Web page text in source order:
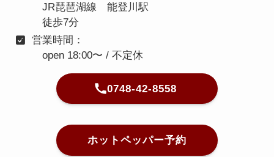
JR琵琶湖線 能登川駅
徒歩7分
営業時間：
open 18:00〜 / 不定休
0748-42-8558
ホットペッパー予約